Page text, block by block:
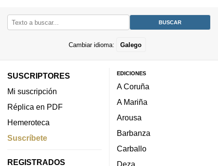
Cambiar idioma: Galego
SUSCRIPTORES
Mi suscripción
Réplica en PDF
Hemeroteca
Suscríbete
REGISTRADOS
EDICIONES
A Coruña
A Mariña
Arousa
Barbanza
Carballo
Deza